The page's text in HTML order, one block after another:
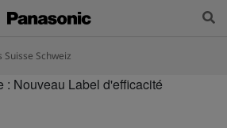
Schweiz
: Nouveau Label d'efficacité